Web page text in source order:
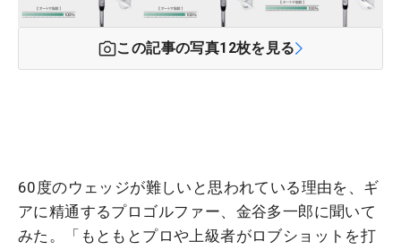
この記事の写真12枚を見る
60度のウェッジが難しいと思われている理由を、ギ
アに精通するプロゴルファー、金谷多一郎に聞いて
みた。「もともとプロや上級者がロブショットを打